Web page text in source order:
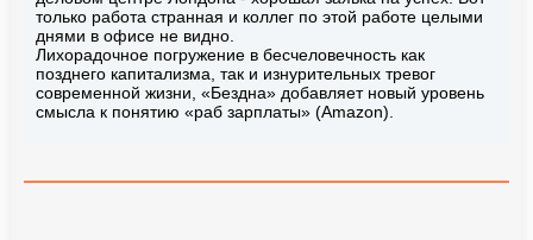
только работа странная и коллег по этой работе целыми
днями в офисе не видно.
Лихорадочное погружение в бесчеловечность как
позднего капитализма, так и изнурительных тревог
современной жизни, «Бездна» добавляет новый уровень
смысла к понятию «раб зарплаты» (Amazon).